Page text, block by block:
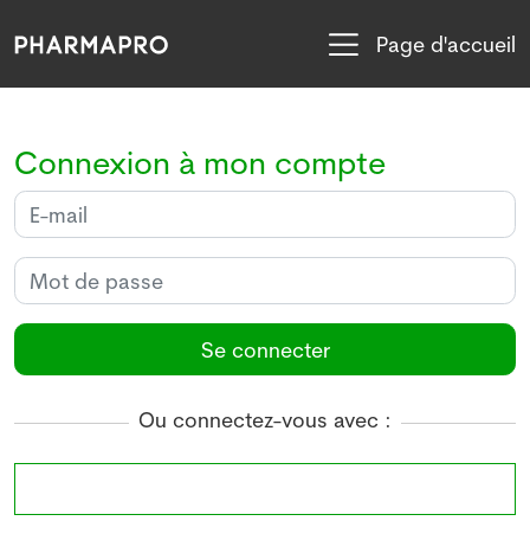
Page d'accueil
Connexion à mon compte
Se connecter
Ou connectez-vous avec :